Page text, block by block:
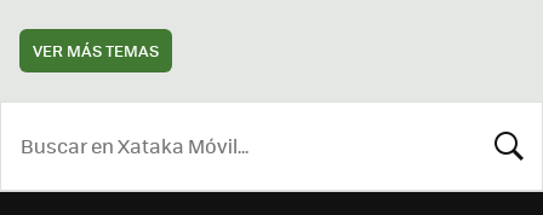
VER MÁS TEMAS